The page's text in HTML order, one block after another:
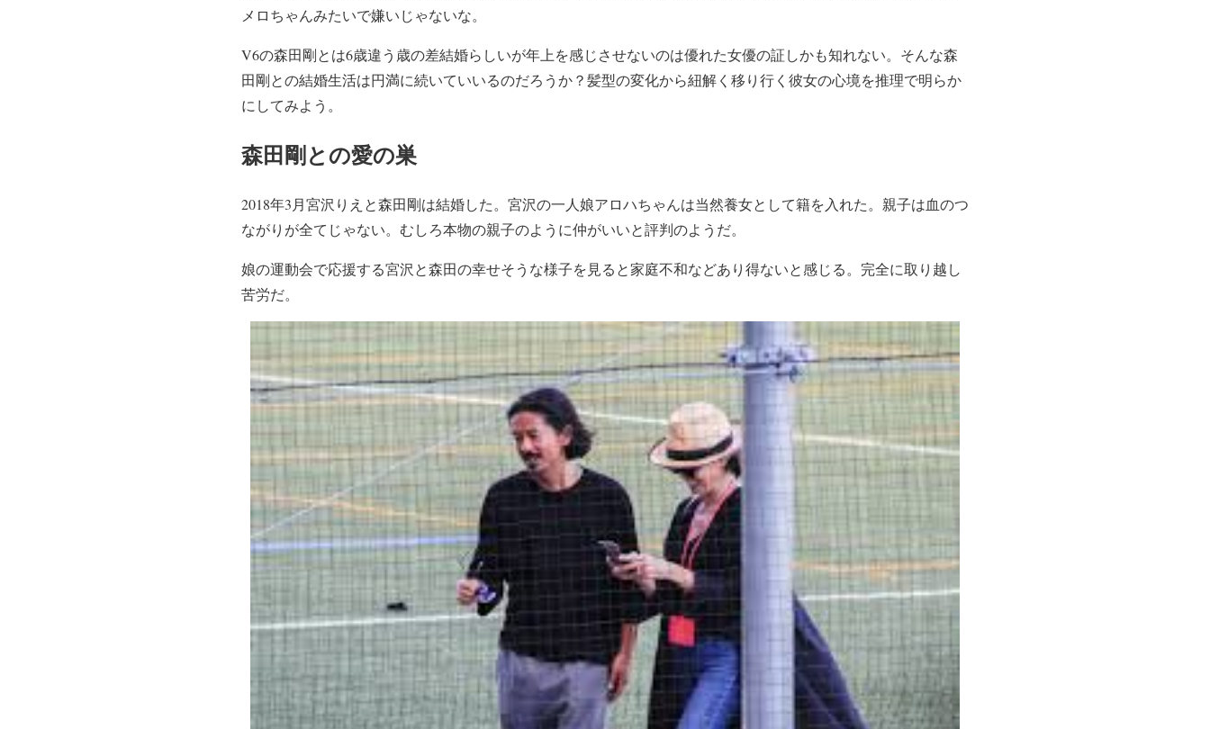
メロちゃんみたいで嫌いじゃないな。
V6の森田剛とは6歳違う歳の差結婚らしいが年上を感じさせないのは優れた女優の証しかも知れない。そんな森
田剛との結婚生活は円満に続いていいるのだろうか？髪型の変化から紐解く移り行く彼女の心境を推理で明らか
にしてみよう。
森田剛との愛の巣
2018年3月宮沢りえと森田剛は結婚した。宮沢の一人娘アロハちゃんは当然養女として籍を入れた。親子は血のつ
ながりが全てじゃない。むしろ本物の親子のように仲がいいと評判のようだ。
娘の運動会で応援する宮沢と森田の幸せそうな様子を見ると家庭不和などあり得ないと感じる。完全に取り越し
苦労だ。